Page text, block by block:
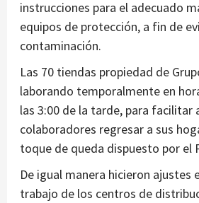
instrucciones para el adecuado
equipos de protección, a fin de
contaminación.
Las 70 tiendas propiedad de
laborando temporalmente en
las 3:00 de la tarde, para facilitar
colaboradores regresar a sus
toque de queda dispuesto por el
De igual manera hicieron ajustes
trabajo de los centros de